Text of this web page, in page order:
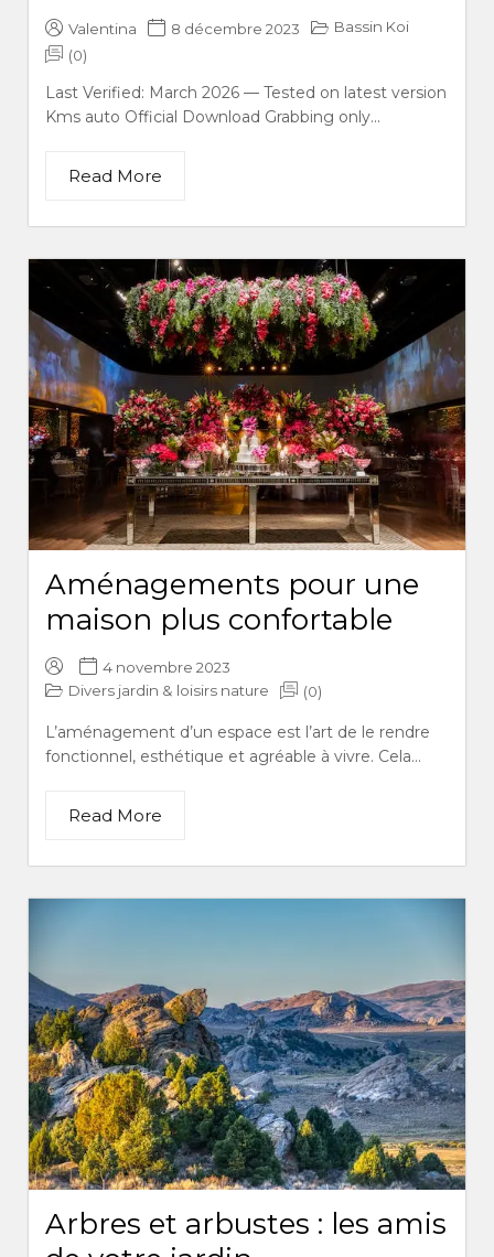
Valentina 8 décembre 2023
Bassin Koi
(0)
Last Verified: March 2026 — Tested on latest version
Kms auto Official Download Grabbing only...
Read More
Aménagements pour une
maison plus confortable
4 novembre 2023
Divers jardin & loisirs nature
(0)
L’aménagement d’un espace est l’art de le rendre
fonctionnel, esthétique et agréable à vivre. Cela...
Read More
Arbres et arbustes : les amis